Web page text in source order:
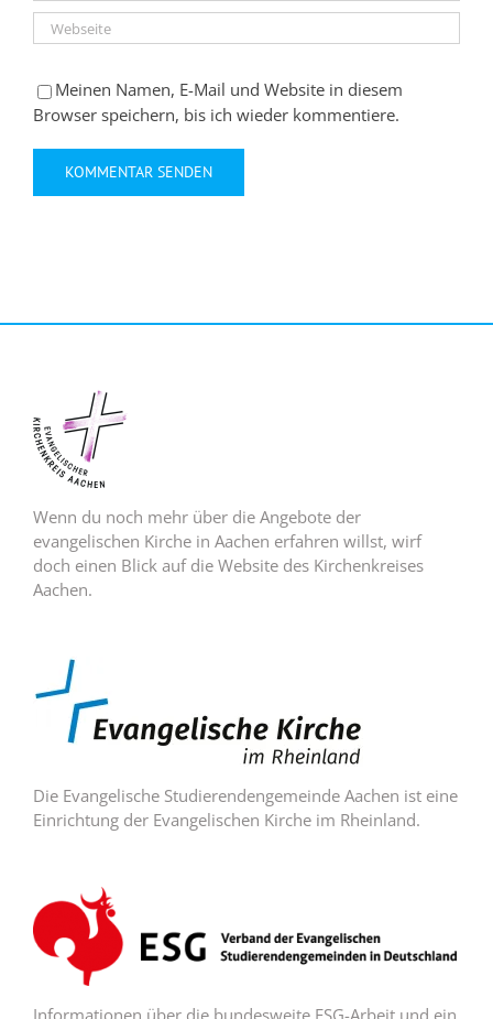
Meinen Namen, E-Mail und Website in diesem
Browser speichern, bis ich wieder kommentiere.
Wenn du noch mehr über die Angebote der
evangelischen Kirche in Aachen erfahren willst, wirf
doch einen Blick auf die Website des Kirchenkreises
Aachen.
Die Evangelische Studierendengemeinde Aachen ist eine
Einrichtung der Evangelischen Kirche im Rheinland.
Informationen über die bundesweite ESG-Arbeit und ein